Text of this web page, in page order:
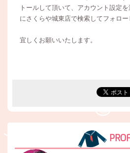
トールして頂いて、アカウント設定
にさくらや城東店で検索してフォロー
宜しくお願いいたします。